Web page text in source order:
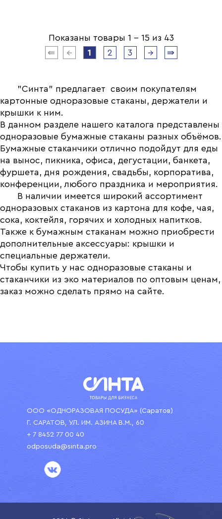
Показаны товары 1 - 15 из 43
⇚
← 1 2 3 → ⇛
"Синта" предлагает своим покупателям
картонные одноразовые стаканы, держатели и
крышки к ним.
В данном разделе нашего каталога представлены
одноразовые бумажные стаканы разных объёмов.
Бумажные стаканчики отлично подойдут для еды
на вынос, пикника, офиса, дегустации, банкета,
фуршета, дня рождения, свадьбы, корпоратива,
конференции, любого праздника и мероприятия.
В наличии имеется широкий ассортимент
одноразовых стаканов из картона для кофе, чая,
сока, коктейля, горячих и холодных напитков.
Также к бумажным стаканам можно приобрести
дополнительные аксессуары: крышки и
специальные держатели.
Чтобы купить у нас одноразовые стаканы и
стаканчики из эко материалов по оптовым ценам,
заказ можно сделать прямо на сайте.
ООО «ОДНОРАЗОВАЯ ПОСУДА» (Саратов)
Г. САРАТОВ, УЛ. ИМ. АЗИНА В.М., 60
+ 7 8452 77 00 40
odposuda@sinta.pro